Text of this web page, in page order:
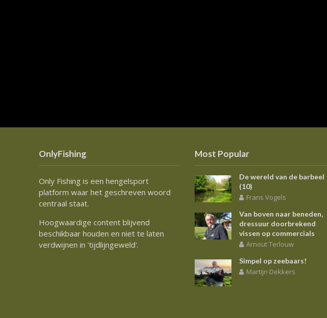
OnlyFishing
Only Fishing is een hengelsport
platform waar het geschreven woord
centraal staat.
Hoogwaardige content blijvend
beschikbaar houden en niet te laten
verdwijnen in 'tijdlijngeweld'.
Most Popular
De wereld van de barbeel
(10)
Frans Vogels
Van boven naar beneden,
dressuur doorbrekend
vissen op commercials
Arnout Terlouw
Simpel op zeebaars!
Martijn Dekkers